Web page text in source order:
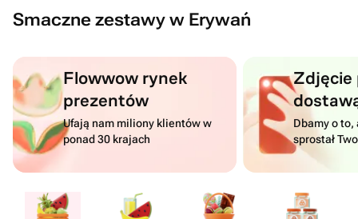
Smaczne zestawy w Erywań
Flowwow rynek
prezentów
Ufają nam miliony klientów w
ponad 30 krajach
Dbamy o to,
sprostał